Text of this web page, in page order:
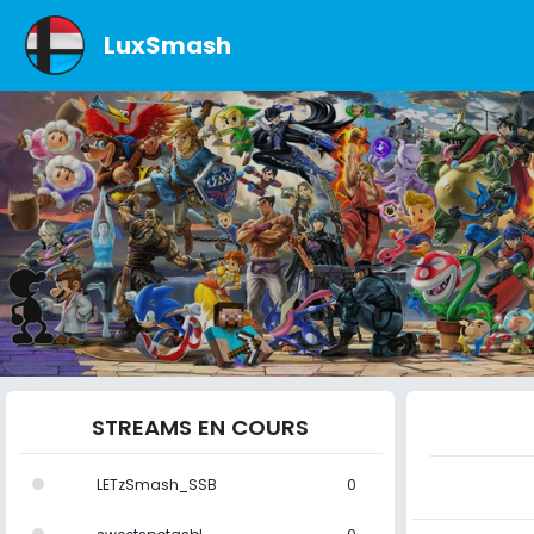
LuxSmash
STREAMS EN COURS
LETzSmash_SSB 0